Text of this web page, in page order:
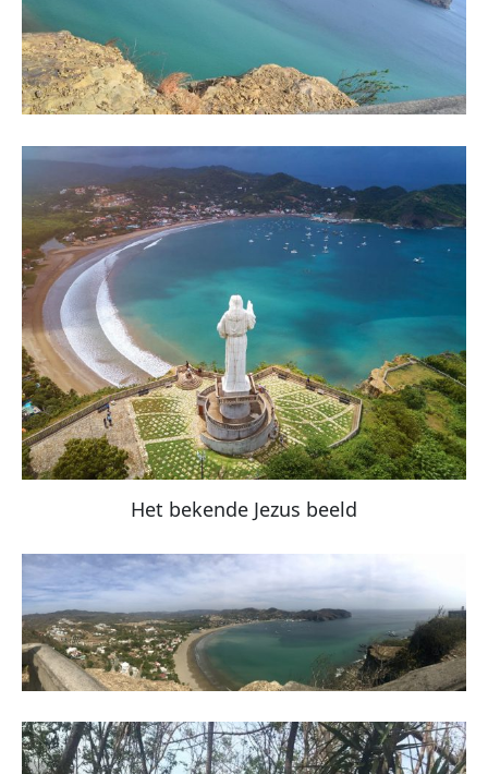
Het bekende Jezus beeld